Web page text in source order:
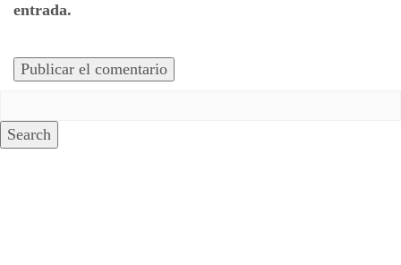
entrada.
Search